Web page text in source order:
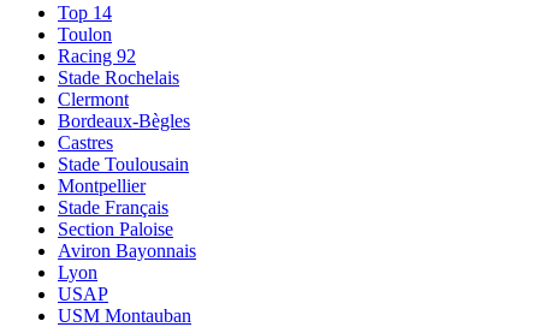
Top 14
Toulon
Racing 92
Stade Rochelais
Clermont
Bordeaux-Bègles
Castres
Stade Toulousain
Montpellier
Stade Français
Section Paloise
Aviron Bayonnais
Lyon
USAP
USM Montauban